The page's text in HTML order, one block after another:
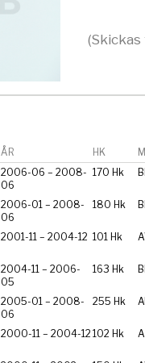
ÅR HK
2006-06 – 2008-
06
170 Hk
2006-01 – 2008-
06
180 Hk
2001-11 – 2004-12 101 Hk
2004-11 – 2006-
05
163 Hk
2005-01 – 2008-
06
255 Hk
2000-11 – 2004-12 102 Hk